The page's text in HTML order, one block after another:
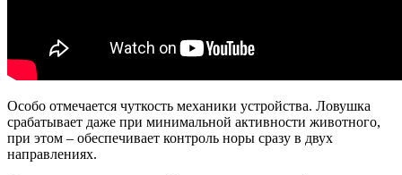
Особо отмечается чуткость механики устройства. Ловушка
срабатывает даже при минимальной активности животного,
при этом – обеспечивает контроль норы сразу в двух
направлениях.